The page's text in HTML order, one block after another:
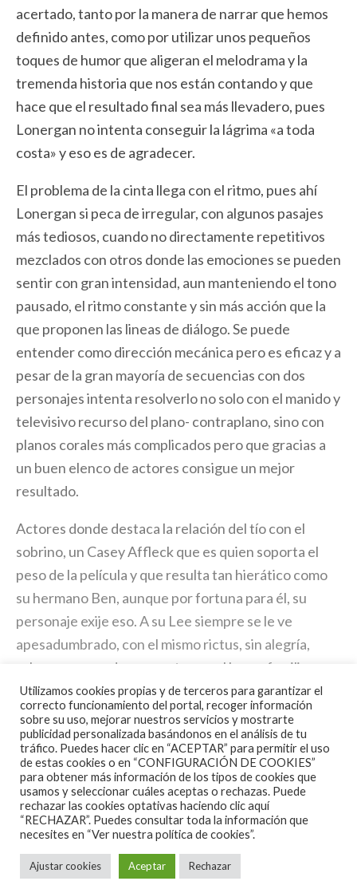
acertado, tanto por la manera de narrar que hemos
definido antes, como por utilizar unos pequeños
toques de humor que aligeran el melodrama y la
tremenda historia que nos están contando y que
hace que el resultado final sea más llevadero, pues
Lonergan no intenta conseguir la lágrima «a toda
costa» y eso es de agradecer.
El problema de la cinta llega con el ritmo, pues ahí
Lonergan si peca de irregular, con algunos pasajes
más tediosos, cuando no directamente repetitivos
mezclados con otros donde las emociones se pueden
sentir con gran intensidad, aun manteniendo el tono
pausado, el ritmo constante y sin más acción que la
que proponen las lineas de diálogo. Se puede
entender como dirección mecánica pero es eficaz y a
pesar de la gran mayoría de secuencias con dos
personajes intenta resolverlo no solo con el manido y
televisivo recurso del plano- contraplano, sino con
planos corales más complicados pero que gracias a
un buen elenco de actores consigue un mejor
resultado.
Actores donde destaca la relación del tío con el
sobrino, un Casey Affleck que es quien soporta el
peso de la película y que resulta tan hierático como
su hermano Ben, aunque por fortuna para él, su
personaje exije eso. A su Lee siempre se le ve
apesadumbrado, con el mismo rictus, sin alegría,
salvo en un par de momentos en el barco familiar,
metáfora de la libertad y la evasión. Una
interpretación muy «bressoniana». El sobrino de
Lucas Hedges es un adolescente que no termina de
asimilar el alcoholismo y abandono de la madre, la
muerte del padre y el posible cambio de vivienda de
un lugar donde está asentado. Papel complicado y
que resuelve bien, aunque en las pocas escenas
donde aparece la que llena toda la pantalla es
Michelle Williams, sobre todo en su última aparición
Utilizamos cookies propias y de terceros para garantizar el
correcto funcionamiento del portal, recoger información
sobre su uso, mejorar nuestros servicios y mostrarte
publicidad personalizada basándonos en el análisis de tu
tráfico. Puedes hacer clic en “ACEPTAR” para permitir el uso
de estas cookies o en “CONFIGURACIÓN DE COOKIES”
para obtener más información de los tipos de cookies que
usamos y seleccionar cuáles aceptas o rechazas. Puede
rechazar las cookies optativas haciendo clic aquí
“RECHAZAR”. Puedes consultar toda la información que
necesites en “Ver nuestra política de cookies”.
Ajustar cookies Aceptar Rechazar